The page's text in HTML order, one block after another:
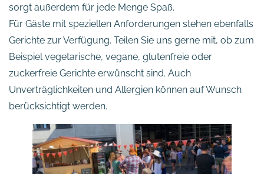
sorgt außerdem für jede Menge Spaß.
Für Gäste mit speziellen Anforderungen stehen ebenfalls
Gerichte zur Verfügung. Teilen Sie uns gerne mit, ob zum
Beispiel vegetarische, vegane, glutenfreie oder
zuckerfreie Gerichte erwünscht sind. Auch
Unverträglichkeiten und Allergien können auf Wunsch
berücksichtigt werden.